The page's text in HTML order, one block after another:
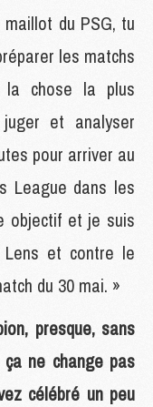
du PSG, tu
les matchs
la chose la plus
et analyser
pour arriver au
League dans les
objectif et je suis
et contre le
du 30 mai. »
presque, sans
ne change pas
célébré un peu